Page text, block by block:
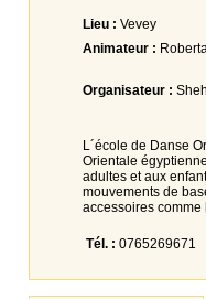
Lieu : Vevey
Animateur :
Organisateur :
L´école de Danse
Orientale
adultes et aux
mouvements de
accessoires
Tél. : 0765269671